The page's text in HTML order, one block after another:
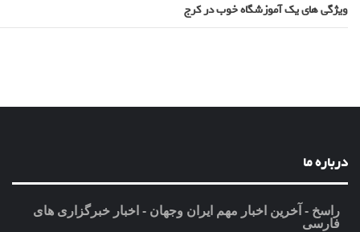
ویژگی های یک آموزشگاه خوب در کرج
درباره ما
راسخ - آخرین اخبار مهم ایران وجهان - اخبار خبرگزاری های
فارسی